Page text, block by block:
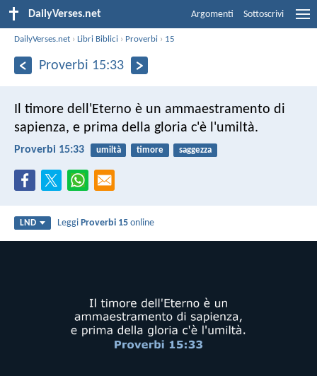
DailyVerses.net Argomenti Sottoscrivi
DailyVerses.net ›Libri Biblici › Proverbi › 15
Proverbi 15:33
Il timore dell'Eterno è un ammaestramento di
sapienza, e prima della gloria c'è l'umiltà.
Proverbi 15:33 umiltà timore saggezza
LND LeggiProverbi 15 online